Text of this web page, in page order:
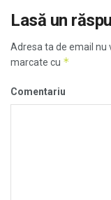
Lasă un
Adresa ta de email nu
marcate cu *
Comentariu